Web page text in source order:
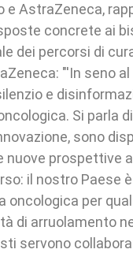
e AstraZeneca,
concrete ai
dei percorsi di
"'In seno
e
Si parla
sono
nuove prospettive
il nostro Paese
oncologica per
di arruolamento
servono